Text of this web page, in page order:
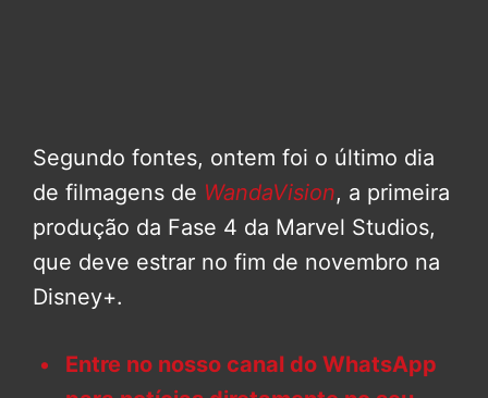
Segundo fontes, ontem foi o último dia
de filmagens de WandaVision, a primeira
produção da Fase 4 da Marvel Studios,
que deve estrar no fim de novembro na
Disney+.
Entre no nosso canal do WhatsApp